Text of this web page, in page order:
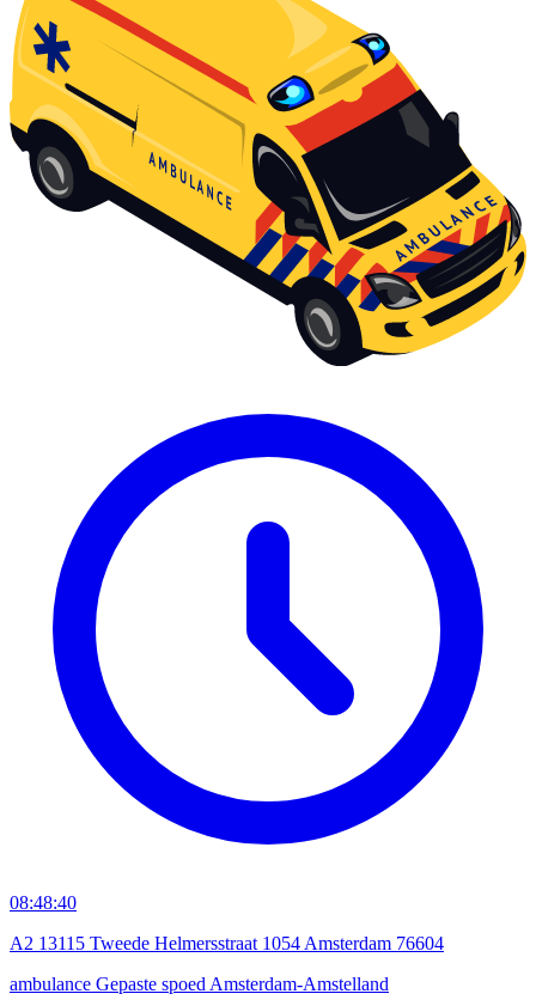
08:48:40
A2 13115 Tweede Helmersstraat 1054 Amsterdam 76604
ambulance Gepaste spoed Amsterdam-Amstelland